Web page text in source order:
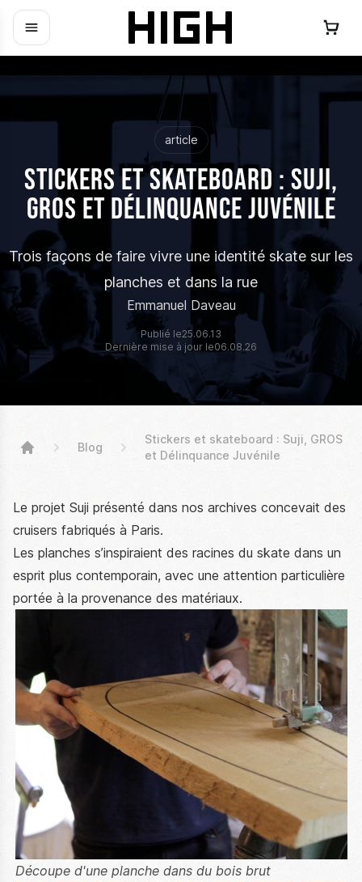
article
Stickers et skateboard : Suji,
GROS et Délinquance Juvénile
Trois façons de faire vivre une identité skate sur les
planches et dans la rue
Emmanuel Daveau
Publié le25.06.13
Dernière mise à jour le06.08.26
Blog
Stickers et skateboard : Suji, GROS
et Délinquance Juvénile
Le projet Suji présenté dans nos archives concevait des
cruisers fabriqués à Paris.
Les planches s’inspiraient des racines du skate dans un
esprit plus contemporain, avec une attention particulière
portée à la provenance des matériaux.
Découpe d'une planche dans du bois brut